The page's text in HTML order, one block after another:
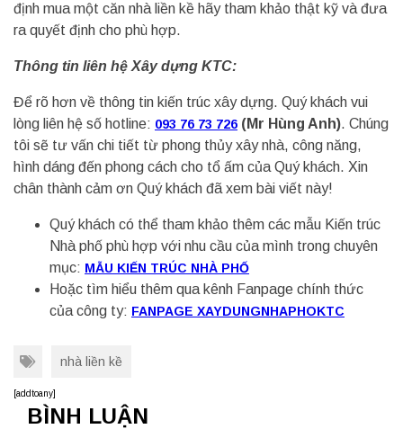
định mua một căn nhà liền kề hãy tham khảo thật kỹ và đưa
ra quyết định cho phù hợp.
Thông tin liên hệ Xây dựng KTC:
Để rõ hơn về thông tin kiến trúc xây dựng. Quý khách vui
lòng liên hệ số hotline: 093 76 73 726 (Mr Hùng Anh). Chúng
tôi sẽ tư vấn chi tiết từ phong thủy xây nhà, công năng,
hình dáng đến phong cách cho tổ ấm của Quý khách. Xin
chân thành cảm ơn Quý khách đã xem bài viết này!
Quý khách có thể tham khảo thêm các mẫu Kiến trúc
Nhà phố phù hợp với nhu cầu của mình trong chuyên
mục: MẪU KIẾN TRÚC NHÀ PHỐ
Hoặc tìm hiểu thêm qua kênh Fanpage chính thức
của công ty: FANPAGE XAYDUNGNHAPHOKTC
nhà liền kề
[addtoany]
BÌNH LUẬN